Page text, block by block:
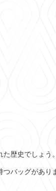
た歴史でしょう
つバッグがあり